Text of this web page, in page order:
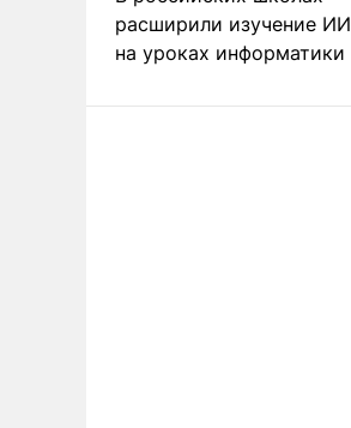
расширили изучение ИИ
на уроках информатики